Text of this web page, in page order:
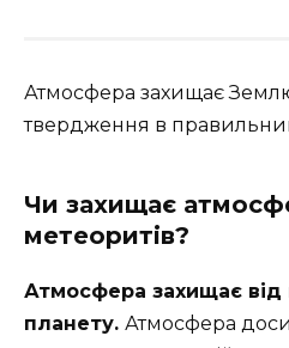
Атмосфера захищає Землю
твердження в
Чи захищає
метеоритів?
Атмосфера захищає
планету. Атмосфера